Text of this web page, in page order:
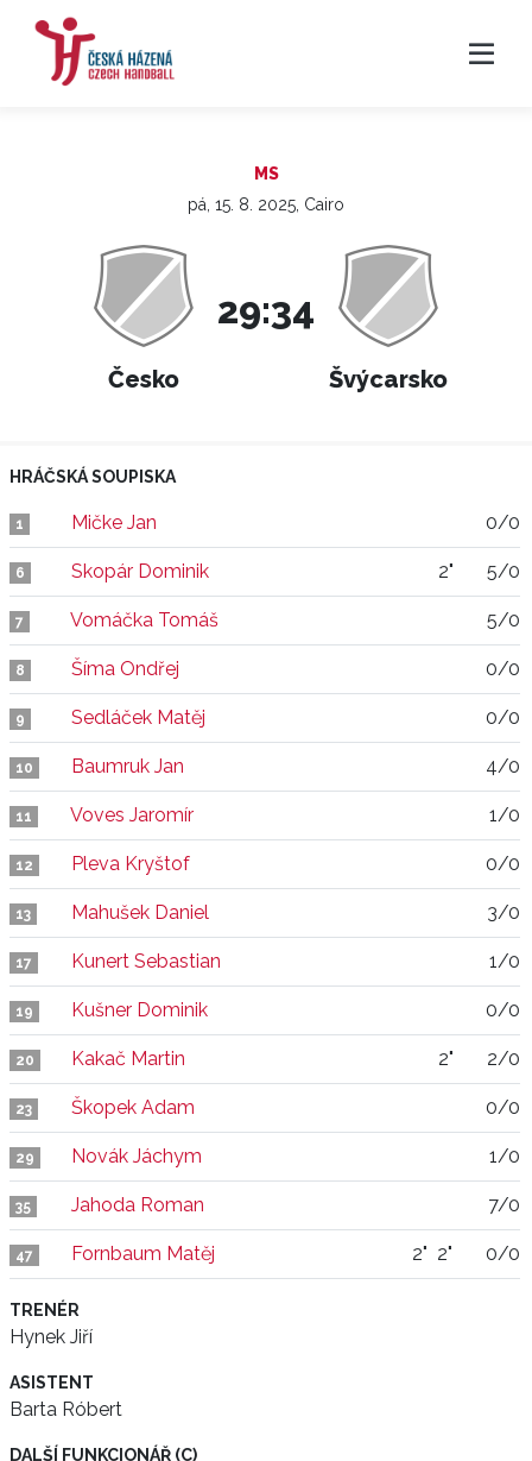
MS
pá, 15. 8. 2025, Cairo
Česko
29:34
Švýcarsko
HRÁČSKÁ SOUPISKA
1 Mičke Jan 0/0
6 Skopár Dominik 2" 5/0
7 Vomáčka Tomáš 5/0
8 Šíma Ondřej 0/0
9 Sedláček Matěj 0/0
10 Baumruk Jan 4/0
11 Voves Jaromír 1/0
12 Pleva Kryštof 0/0
13 Mahušek Daniel 3/0
17 Kunert Sebastian 1/0
19 Kušner Dominik 0/0
20 Kakač Martin 2" 2/0
23 Škopek Adam 0/0
29 Novák Jáchym 1/0
35 Jahoda Roman 7/0
47 Fornbaum Matěj 2" 2" 0/0
TRENÉR
Hynek Jiří
ASISTENT
Barta Róbert
DALŠÍ FUNKCIONÁŘ (C)